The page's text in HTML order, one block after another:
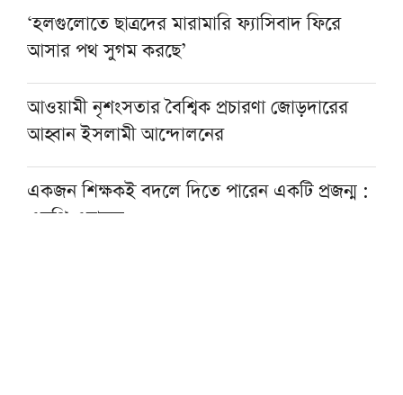
‘হলগুলোতে ছাত্রদের মারামারি ফ্যাসিবাদ ফিরে
আসার পথ সুগম করছে’
আওয়ামী নৃশংসতার বৈশ্বিক প্রচারণা জোড়দারের
আহ্বান ইসলামী আন্দোলনের
একজন শিক্ষকই বদলে দিতে পারেন একটি প্রজন্ম :
এমপি এনামুল